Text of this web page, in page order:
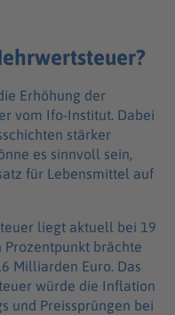
Erhöhung der
vom Ifo-Institut. Dabei
stärker
es sinnvoll sein,
für Lebensmittel auf
liegt aktuell bei 19
Prozentpunkt brächte
Milliarden Euro. Das
würde die Inflation
und Preissprüngen bei